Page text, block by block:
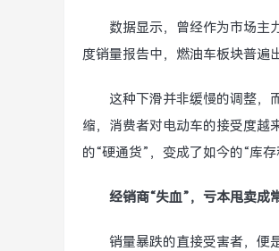
数据显示，曾经作为市场主
度销量报告中，燃油车板块普遍
这种下滑并非缓慢的调整，
缩，消费者对电动车的接受度越
的“硬通货”，变成了如今的“库
经销商“失血”，亏本甩卖成
销量暴跌的直接受害者，便